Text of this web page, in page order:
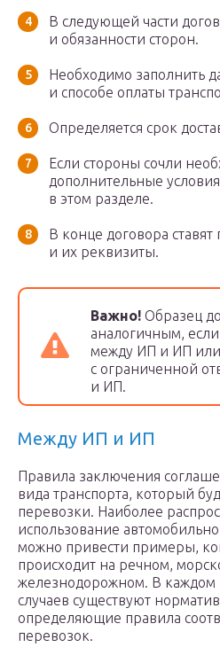
В следующей части
и обязанности сторон.
Необходимо заполнить
и способе оплаты
Определяется срок
Если стороны сочли
дополнительные
в этом разделе.
В конце договора ставят
и их реквизиты.
Важно! Образец
аналогичным, если
между ИП и ИП
с ограниченной
и ИП.
Между ИП и ИП
Правила заключения
вида транспорта, который
перевозки. Наиболее
использование
можно привести примеры,
происходит на речном,
железнодорожном. В каждом
случаев существуют
определяющие правила
перевозок.